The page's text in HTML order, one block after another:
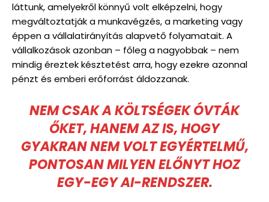
láttunk, amelyekről könnyű volt elképzelni, hogy
megváltoztatják a munkavégzés, a marketing vagy
éppen a vállalatirányítás alapvető folyamatait. A
vállalkozások azonban – főleg a nagyobbak – nem
mindig éreztek késztetést arra, hogy ezekre azonnal
pénzt és emberi erőforrást áldozzanak.
NEM CSAK A KÖLTSÉGEK ÓVTÁK
ŐKET, HANEM AZ IS, HOGY
GYAKRAN NEM VOLT EGYÉRTELMŰ,
PONTOSAN MILYEN ELŐNYT HOZ
EGY-EGY AI-RENDSZER.